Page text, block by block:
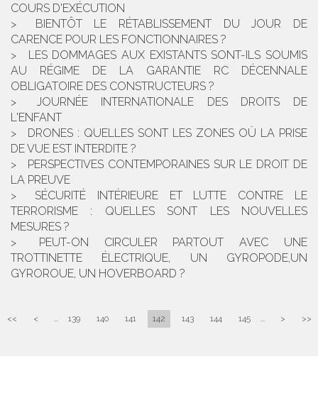
COURS D'EXÉCUTION
BIENTÔT LE RÉTABLISSEMENT DU JOUR DE
CARENCE POUR LES FONCTIONNAIRES ?
LES DOMMAGES AUX EXISTANTS SONT-ILS SOUMIS
AU RÉGIME DE LA GARANTIE RC DÉCENNALE
OBLIGATOIRE DES CONSTRUCTEURS ?
JOURNÉE INTERNATIONALE DES DROITS DE
L'ENFANT
DRONES : QUELLES SONT LES ZONES OÙ LA PRISE
DE VUE EST INTERDITE ?
PERSPECTIVES CONTEMPORAINES SUR LE DROIT DE
LA PREUVE
SÉCURITÉ INTÉRIEURE ET LUTTE CONTRE LE
TERRORISME : QUELLES SONT LES NOUVELLES
MESURES ?
PEUT-ON CIRCULER PARTOUT AVEC UNE
TROTTINETTE ÉLECTRIQUE, UN GYROPODE,UN
GYROROUE, UN HOVERBOARD ?
<< < ... 139 140 141 142 143 144 145 ... > >>